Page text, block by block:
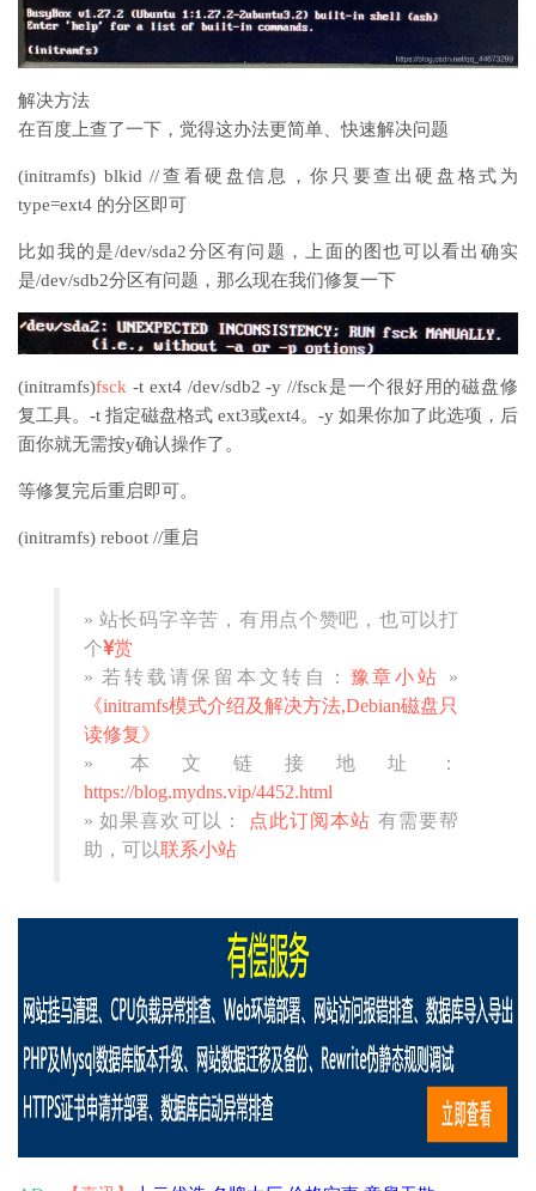
解决方法
在百度上查了一下，觉得这办法更简单、快速解决问题
(initramfs) blkid //查看硬盘信息，你只要查出硬盘格式为
type=ext4 的分区即可
比如我的是/dev/sda2分区有问题，上面的图也可以看出确实
是/dev/sdb2分区有问题，那么现在我们修复一下
(initramfs)fsck -t ext4 /dev/sdb2 -y //fsck是一个很好用的磁盘修
复工具。-t 指定磁盘格式 ext3或ext4。-y 如果你加了此选项，后
面你就无需按y确认操作了。
等修复完后重启即可。
(initramfs) reboot //重启
» 站长码字辛苦，有用点个赞吧，也可以打
个 赏
» 若转载请保留本文转自： 豫章小站
»
《initramfs模式介绍及解决方法,Debian磁盘只
读修复》
» 本文链接地址：
https://blog.mydns.vip/4452.html
» 如果喜欢可以：
点此订阅本站 有需要帮
助，可以联系小站